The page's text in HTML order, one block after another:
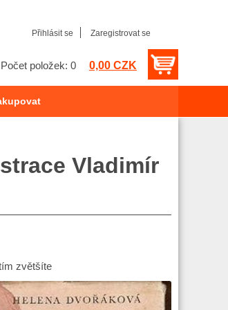
Přihlásit se Zaregistrovat se
Počet položek: 0 0,00 CZK
Vladimír
zvětšíte